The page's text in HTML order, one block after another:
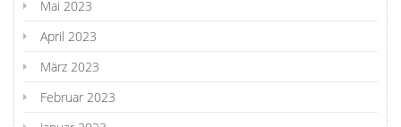
Mai 2023
April 2023
März 2023
Februar 2023